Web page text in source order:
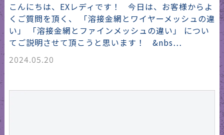
こんにちは、EXレディです！ 今日は、お客様からよ
くご質問を頂く、 「溶接金網とワイヤーメッシュの違
い」 「溶接金網とファインメッシュの違い」 につい
てご説明させて頂こうと思います！ &nbs…
2024.05.20